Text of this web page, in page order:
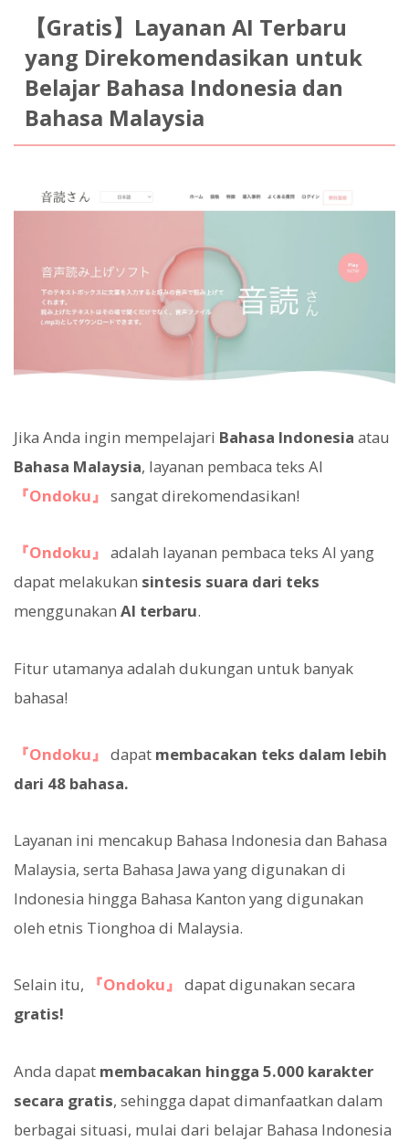
【Gratis】Layanan AI Terbaru
yang Direkomendasikan untuk
Belajar Bahasa Indonesia dan
Bahasa Malaysia
Jika Anda ingin mempelajari Bahasa Indonesia atau
Bahasa Malaysia, layanan pembaca teks AI
『Ondoku』 sangat direkomendasikan!
『Ondoku』 adalah layanan pembaca teks AI yang
dapat melakukan sintesis suara dari teks
menggunakan AI terbaru.
Fitur utamanya adalah dukungan untuk banyak
bahasa!
『Ondoku』 dapat membacakan teks dalam lebih
dari 48 bahasa.
Layanan ini mencakup Bahasa Indonesia dan Bahasa
Malaysia, serta Bahasa Jawa yang digunakan di
Indonesia hingga Bahasa Kanton yang digunakan
oleh etnis Tionghoa di Malaysia.
Selain itu, 『Ondoku』 dapat digunakan secara
gratis!
Anda dapat membacakan hingga 5.000 karakter
secara gratis, sehingga dapat dimanfaatkan dalam
berbagai situasi, mulai dari belajar Bahasa Indonesia